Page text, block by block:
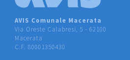
AVIS Comunale Macerata
Via Oreste Calabresi, 5 - 62100
Macerata
C.F. 80001350430